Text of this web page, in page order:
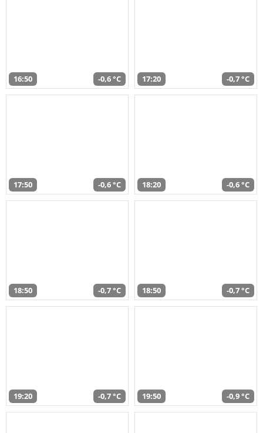
16:50 -0,6 °C 17:20 -0,7 °C
17:50 -0,6 °C 18:20 -0,6 °C
18:50 -0,7 °C 18:50 -0,7 °C
19:20 -0,7 °C 19:50 -0,9 °C